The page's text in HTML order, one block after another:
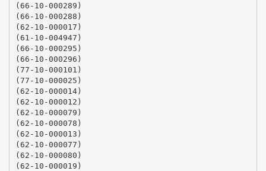
(66-10-000289)
(66-10-000288)
(62-10-000017)
(61-10-004947)
(66-10-000295)
(66-10-000296)
(77-10-000101)
(77-10-000025)
(62-10-000014)
(62-10-000012)
(62-10-000079)
(62-10-000078)
(62-10-000013)
(62-10-000077)
(62-10-000080)
(62-10-000019)